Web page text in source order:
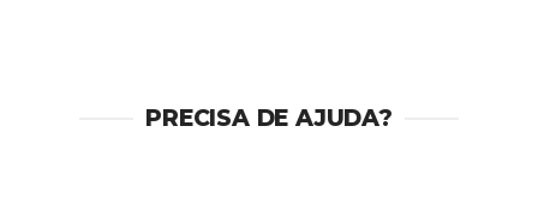
PRECISA DE AJUDA?